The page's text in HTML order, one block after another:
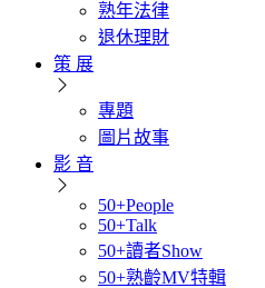
熟年法律
退休理財
策 展
專題
圖片故事
影 音
50+People
50+Talk
50+讀者Show
50+熟齡MV特輯